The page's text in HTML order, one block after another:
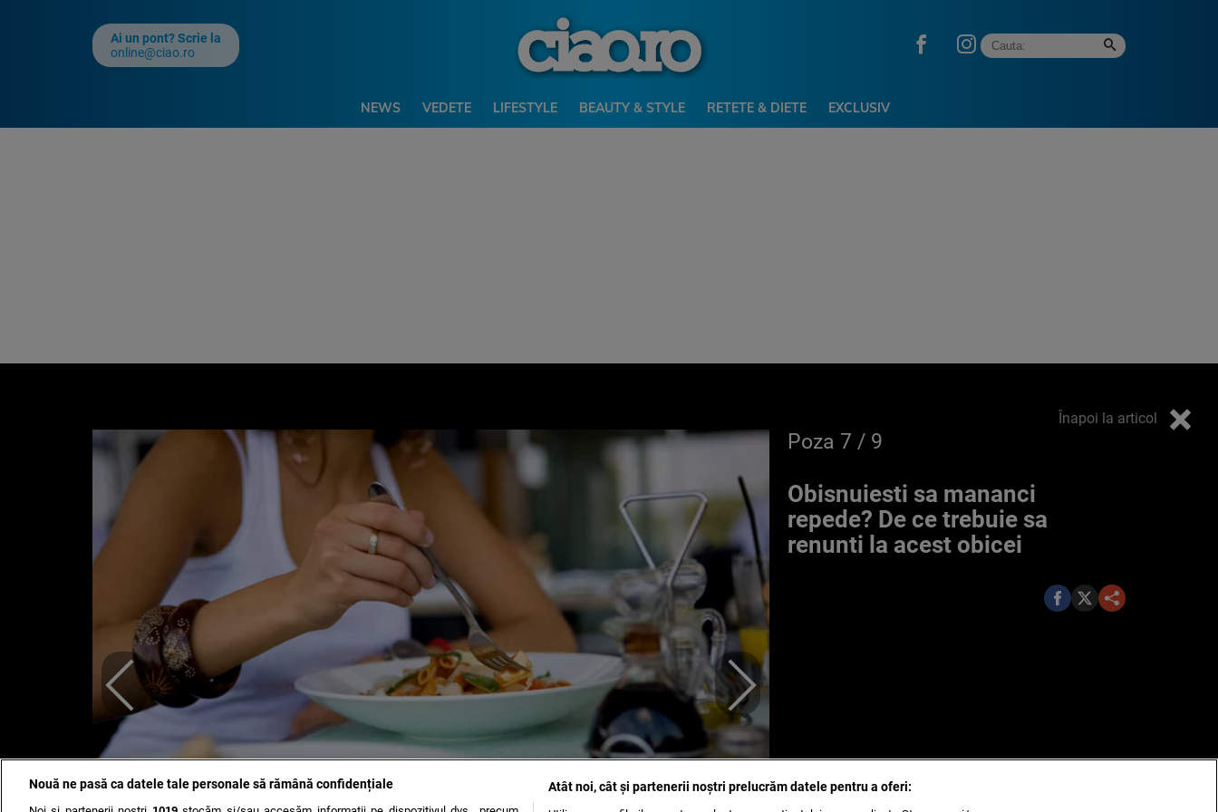
Ai un pont? Scrie la
online@ciao.ro
NEWS VEDETE LIFESTYLE BEAUTY & STYLE RETETE & DIETE EXCLUSIV
Înapoi la articol
Poza 7 / 9
Obisnuiesti sa mananci
repede? De ce trebuie sa
renunti la acest obicei
Nouă ne pasă ca datele tale personale să rămână confidențiale Atât noi, cât și partenerii noștri prelucrăm datele pentru a oferi: